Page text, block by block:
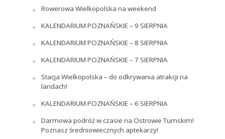
Rowerowa Wielkopolska na weekend
KALENDARIUM POZNAŃSKIE – 9 SIERPNIA
KALENDARIUM POZNAŃSKIE – 8 SIERPNIA
KALENDARIUM POZNAŃSKIE – 7 SIERPNIA
Stacja Wielkopolska – do odkrywania atrakcji na
landach!
KALENDARIUM POZNAŃSKIE – 6 SIERPNIA
Darmowa podróż w czasie na Ostrowie Tumskim!
Poznasz średniowiecznych aptekarzy!